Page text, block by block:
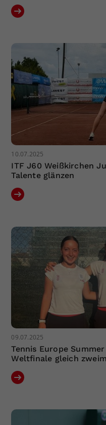
10.07.2025
ITF J60 Weißkirchen
Talente glänzen
09.07.2025
Tennis Europe
Weltfinale gleich